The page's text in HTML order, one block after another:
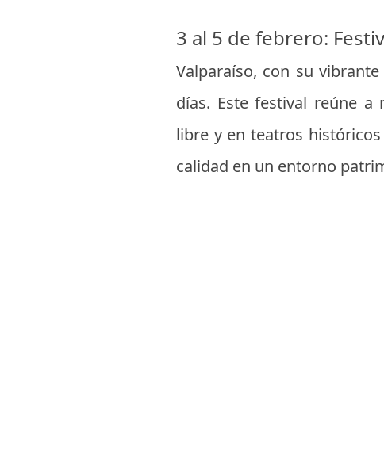
3 al 5 de febrero:
Valparaíso, con su
días. Este festival reúne a
libre y en teatros
calidad en un entorno